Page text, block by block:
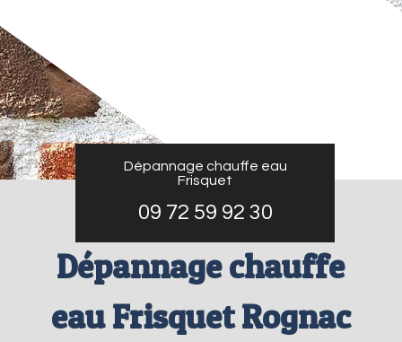
Dépannage chauffe eau
Frisquet
09 72 59 92 30
Dépannage chauffe
eau Frisquet Rognac